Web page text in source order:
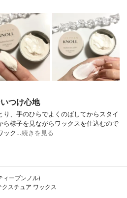
つけ心地
、手のひらでよくのばしてからスタイ
ら様子を見ながらワックスを仕込むので
ック…続きを見る
ィーブンノル)
スチュア ワックス